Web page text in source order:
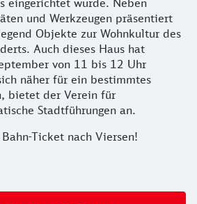
eingerichtet wurde. Neben
und Werkzeugen präsentiert
Objekte zur Wohnkultur des
Auch dieses Haus hat
von 11 bis 12 Uhr
näher für ein bestimmtes
bietet der Verein für
Stadtführungen an.
Ticket nach Viersen!